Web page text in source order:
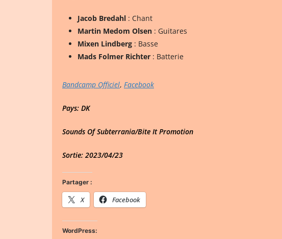
Jacob Bredahl : Chant
Martin Medom Olsen : Guitares
Mixen Lindberg : Basse
Mads Folmer Richter : Batterie
Bandcamp Officiel, Facebook
Pays: DK
Sounds Of Subterrania/Bite It Promotion
Sortie: 2023/04/23
Partager :
X Facebook
WordPress: